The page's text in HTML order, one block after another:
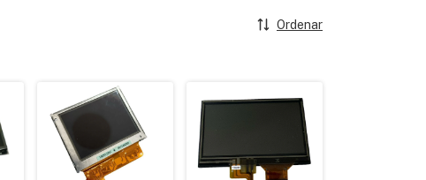
Ordenar